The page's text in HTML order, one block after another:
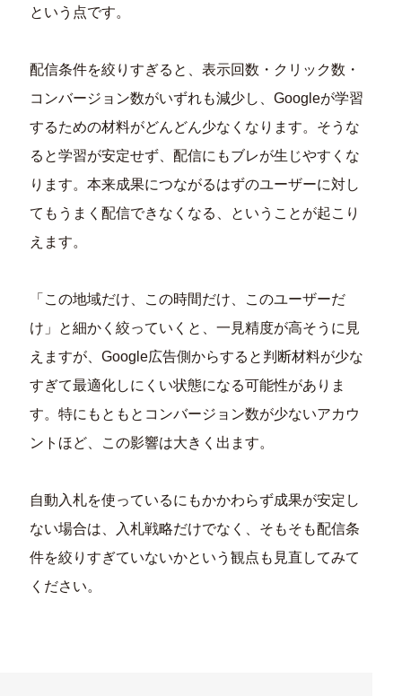
という点です。
配信条件を絞りすぎると、表示回数・クリック数・
コンバージョン数がいずれも減少し、Googleが学習
するための材料がどんどん少なくなります。そうな
ると学習が安定せず、配信にもブレが生じやすくな
ります。本来成果につながるはずのユーザーに対し
てもうまく配信できなくなる、ということが起こり
えます。
「この地域だけ、この時間だけ、このユーザーだ
け」と細かく絞っていくと、一見精度が高そうに見
えますが、Google広告側からすると判断材料が少な
すぎて最適化しにくい状態になる可能性がありま
す。特にもともとコンバージョン数が少ないアカウ
ントほど、この影響は大きく出ます。
自動入札を使っているにもかかわらず成果が安定し
ない場合は、入札戦略だけでなく、そもそも配信条
件を絞りすぎていないかという観点も見直してみて
ください。